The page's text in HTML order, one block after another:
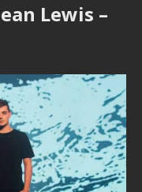
Lewis –